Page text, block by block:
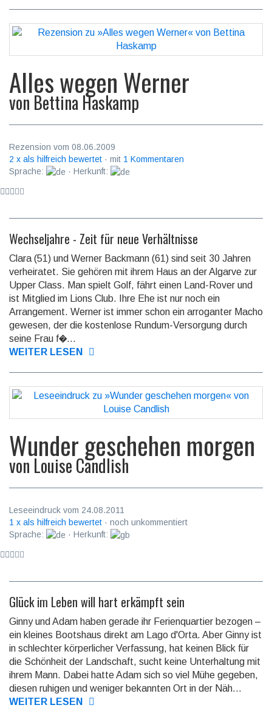
Alles wegen Werner
von Bettina Haskamp
Rezension vom 08.06.2009
2 x als hilfreich bewertet · mit 1 Kommentaren
Sprache:
· Herkunft:
Wechseljahre - Zeit für neue Verhältnisse
Clara (51) und Werner Backmann (61) sind seit 30 Jahren
verheiratet. Sie gehören mit ihrem Haus an der Algarve zur
Upper Class. Man spielt Golf, fährt einen Land-Rover und
ist Mitglied im Lions Club. Ihre Ehe ist nur noch ein
Arrangement. Werner ist immer schon ein arroganter Macho
gewesen, der die kostenlose Rundum-Versorgung durch
seine Frau f�...
WEITER LESEN
Wunder geschehen morgen
von Louise Candlish
Leseeindruck vom 24.08.2011
1 x als hilfreich bewertet · noch unkommentiert
Sprache:
· Herkunft:
Glück im Leben will hart erkämpft sein
Ginny und Adam haben gerade ihr Ferienquartier bezogen –
ein kleines Bootshaus direkt am Lago d'Orta. Aber Ginny ist
in schlechter körperlicher Verfassung, hat keinen Blick für
die Schönheit der Landschaft, sucht keine Unterhaltung mit
ihrem Mann. Dabei hatte Adam sich so viel Mühe gegeben,
diesen ruhigen und weniger bekannten Ort in der Näh...
WEITER LESEN